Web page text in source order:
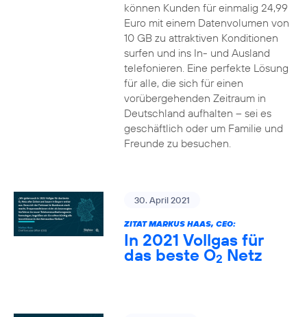
können Kunden für einmalig 24,99
Euro mit einem Datenvolumen von
10 GB zu attraktiven Konditionen
surfen und ins In- und Ausland
telefonieren. Eine perfekte Lösung
für alle, die sich für einen
vorübergehenden Zeitraum in
Deutschland aufhalten – sei es
geschäftlich oder um Familie und
Freunde zu besuchen.
30. April 2021
ZITAT MARKUS HAAS, CEO:
In 2021 Vollgas für
das beste O2 Netz